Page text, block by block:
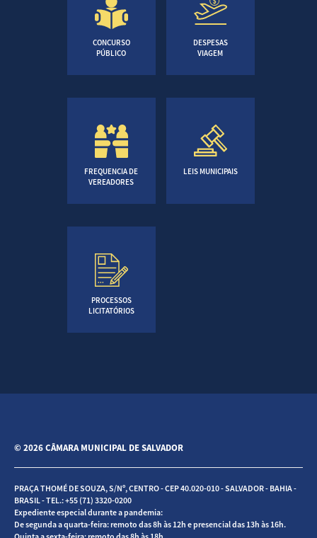
CONCURSO
PÚBLICO
DESPESAS
VIAGEM
FREQUENCIA DE
VEREADORES
LEIS MUNICIPAIS
PROCESSOS
LICITATÓRIOS
© 2026 CÂMARA MUNICIPAL DE SALVADOR
PRAÇA THOMÉ DE SOUZA, S/Nº, CENTRO - CEP 40.020-010 - SALVADOR - BAHIA -
BRASIL - TEL.: +55 (71) 3320-0200
Expediente especial durante a pandemia:
De segunda a quarta-feira: remoto das 8h às 12h e presencial das 13h às 16h.